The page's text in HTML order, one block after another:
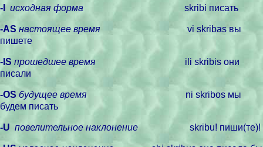
-I исходная форма skribi писaть
-AS настоящее время vi skribas вы
пишете
-IS прошедшее время ili skribis они
писали
-OS будущее время ni skribos мы
будем писать
-U повелительное наклонениеskribu! пиши(те)!